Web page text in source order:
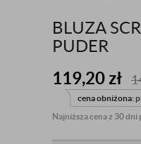
BLUZA
PUDER
119,20zł
cena obniżona:
Najniższa cena z 30